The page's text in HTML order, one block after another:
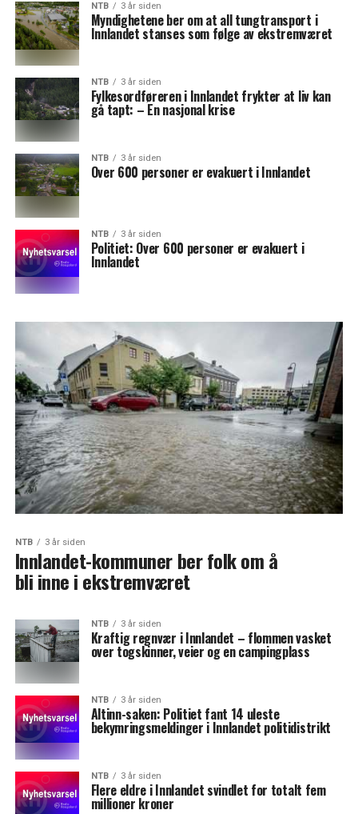
NTB 3 år siden
Myndighetene ber om at all tungtransport i
Innlandet stanses som følge av ekstremværet
NTB 3 år siden
Fylkesordføreren i Innlandet frykter at liv kan
gå tapt: – En nasjonal krise
NTB 3 år siden
Over 600 personer er evakuert i Innlandet
NTB 3 år siden
Politiet: Over 600 personer er evakuert i
Innlandet
NTB 3 år siden
Innlandet-kommuner ber folk om å
bli inne i ekstremværet
NTB 3 år siden
Kraftig regnvær i Innlandet – flommen vasket
over togskinner, veier og en campingplass
NTB 3 år siden
Altinn-saken: Politiet fant 14 uleste
bekymringsmeldinger i Innlandet politidistrikt
NTB 3 år siden
Flere eldre i Innlandet svindlet for totalt fem
millioner kroner